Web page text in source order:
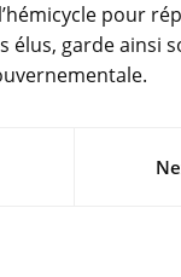
pour
élus, garde ainsi